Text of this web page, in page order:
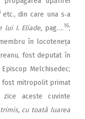
etc., din care una s‑a
lui I. Eliade, pag….16;
în locoteneța
fost deputat în
Melchisedec;
fost mitropolit primat
aceste cuvinte
cu toată luarea